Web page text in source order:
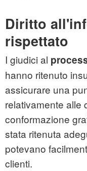
Diritto
rispettato
I giudici al
hanno ritenuto
assicurare una
relativamente alle
conformazione
stata ritenuta
potevano
clienti.